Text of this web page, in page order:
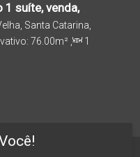
suíte, venda,
Santa Catarina,
76 .00m²
1